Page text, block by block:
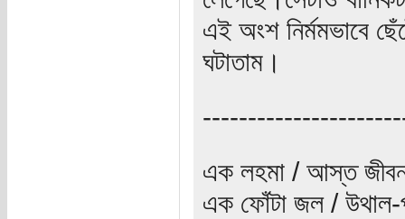
এই অংশ নির্মমভাবে
ঘটাতাম।
এক লহমা / আস্ত
এক ফোঁটা জল /